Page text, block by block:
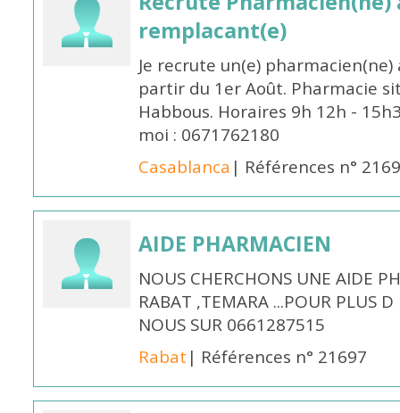
remplacant(e)
Je recrute un(e)
partir du 1er Août. Pharmacie
Habbous. Horaires 9h 12h -
moi : 0671762180
Casablanca | Références n°
AIDE PHARMACIEN
NOUS CHERCHONS UNE AIDE
RABAT ,TEMARA ...POUR PLUS
NOUS SUR 0661287515
Rabat | Références n° 21697